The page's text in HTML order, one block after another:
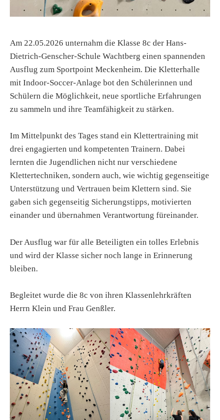
Am 22.05.2026 unternahm die Klasse 8c der Hans-
Dietrich-Genscher-Schule Wachtberg einen spannenden
Ausflug zum Sportpoint Meckenheim. Die Kletterhalle
mit Indoor-Soccer-Anlage bot den Schülerinnen und
Schülern die Möglichkeit, neue sportliche Erfahrungen
zu sammeln und ihre Teamfähigkeit zu stärken.
Im Mittelpunkt des Tages stand ein Klettertraining mit
drei engagierten und kompetenten Trainern. Dabei
lernten die Jugendlichen nicht nur verschiedene
Klettertechniken, sondern auch, wie wichtig gegenseitige
Unterstützung und Vertrauen beim Klettern sind. Sie
gaben sich gegenseitig Sicherungstipps, motivierten
einander und übernahmen Verantwortung füreinander.
Der Ausflug war für alle Beteiligten ein tolles Erlebnis
und wird der Klasse sicher noch lange in Erinnerung
bleiben.
Begleitet wurde die 8c von ihren Klassenlehrkräften
Herrn Klein und Frau Genßler.